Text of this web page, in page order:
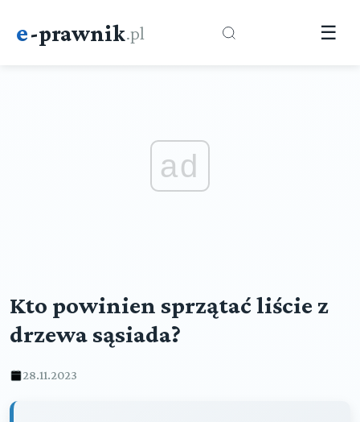
e-prawnik.pl ☰
ad
Kto powinien sprzątać liście z
drzewa sąsiada?
28.11.2023